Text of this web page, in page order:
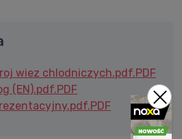
wiez chlodniczych.pdf.PDF
(EN).pdf.PDF